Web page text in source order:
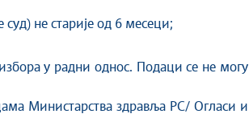
не старије од 6 месеци;
избора у радни однос. Подаци се не могу
Министарства здравља РС/ Огласи и